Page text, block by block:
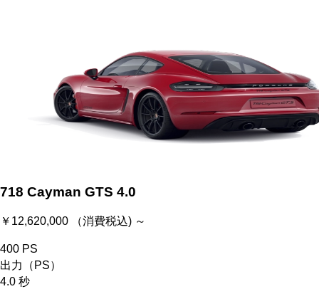
718 Cayman GTS 4.0
￥12,620,000 （消費税込) ～
400 PS
出力（PS）
4.0 秒